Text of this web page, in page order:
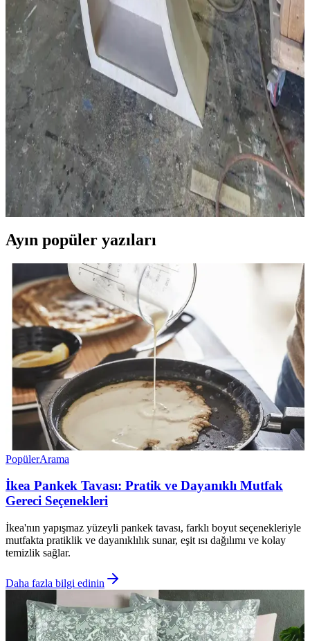
Antika Masaların Restorasyonunda Patina Koruma
ve Yenileme Yöntemleri
Antika masaların restorasyonunda patina korunması ve yenileme
süreçleri ele alınarak, ahşap türleri, yüzey işlemleri ve cilalama
yöntemleri detaylandırılıyor. Doğru tekniklerle özgünlük ve
işlevsellik dengeleniyor.
Cheshire Cattywampus: Ahşap Raf Tasarımında
Kıvrımlı ve Asimetrik Yaratıcılık
Cheshire Cattywampus projesi, kıvrımlı ve asimetrik ahşap raf
tasarımıyla geleneksel mobilya anlayışını aşarak estetik ve
işlevselliği bir araya getiriyor. Malzeme seçimi ve yapım teknikleri
özgünlük katıyor.
Ayın popüler yazıları
PopülerArama
İkea Pankek Tavası: Pratik ve Dayanıklı Mutfak
Gereci Seçenekleri
İkea'nın yapışmaz yüzeyli pankek tavası, farklı boyut seçenekleriyle
mutfakta pratiklik ve dayanıklılık sunar, eşit ısı dağılımı ve kolay
temizlik sağlar.
Daha fazla bilgi edinin